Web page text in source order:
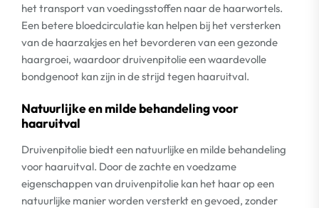
het transport van voedingsstoffen naar de haarwortels.
Een betere bloedcirculatie kan helpen bij het versterken
van de haarzakjes en het bevorderen van een gezonde
haargroei, waardoor druivenpitolie een waardevolle
bondgenoot kan zijn in de strijd tegen haaruitval.
Natuurlijke en milde behandeling voor
haaruitval
Druivenpitolie biedt een natuurlijke en milde behandeling
voor haaruitval. Door de zachte en voedzame
eigenschappen van druivenpitolie kan het haar op een
natuurlijke manier worden versterkt en gevoed, zonder